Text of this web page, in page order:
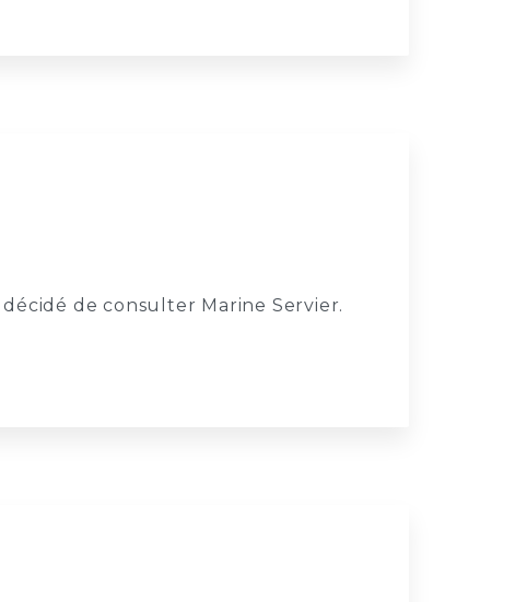
de consulter Marine Servier.